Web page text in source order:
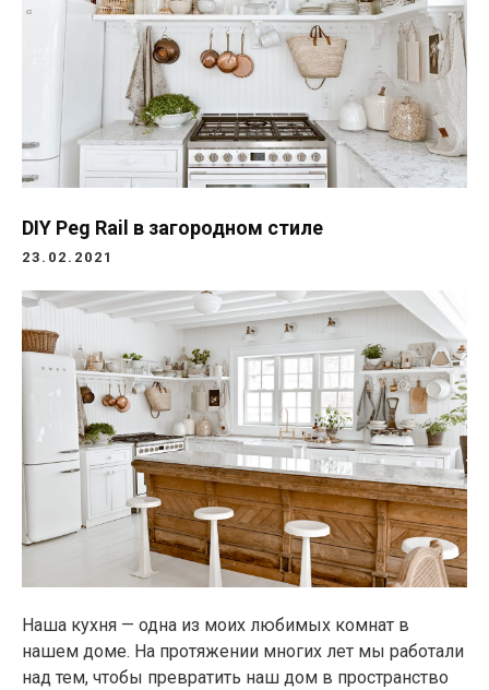
DIY Peg Rail в загородном стиле
23.02.2021
Наша кухня — одна из моих любимых комнат в
нашем доме. На протяжении многих лет мы работали
над тем, чтобы превратить наш дом в пространство